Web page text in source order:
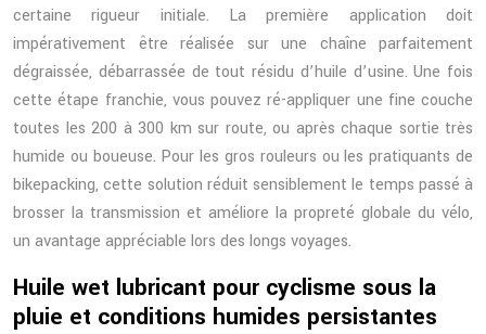
certaine rigueur initiale. La première application doit
impérativement être réalisée sur une chaîne parfaitement
dégraissée, débarrassée de tout résidu d’huile d’usine. Une fois
cette étape franchie, vous pouvez ré-appliquer une fine couche
toutes les 200 à 300 km sur route, ou après chaque sortie très
humide ou boueuse. Pour les gros rouleurs ou les pratiquants de
bikepacking, cette solution réduit sensiblement le temps passé à
brosser la transmission et améliore la propreté globale du vélo,
un avantage appréciable lors des longs voyages.
Huile wet lubricant pour cyclisme sous la
pluie et conditions humides persistantes